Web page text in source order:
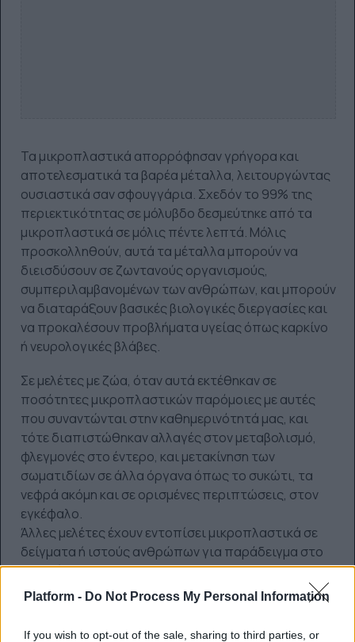
Platform - Do Not Process My Personal Information
If you wish to opt-out of the sale, sharing to third parties, or
Τα μικροπλαστικά απορρόφησαν γρήγορα και
αποτελεσματικά τα βαρέα μέταλλα, λειτουργώντας
ουσιαστικά σαν σφουγγάρια. Σχεδόν το 99% της
περιεκτικότητας σε μόλυβδο δεσμεύτηκε από τα
μικροπλαστικά σε μόλις πέντε λεπτά. Μόλις
προσκολληθούν, αυτά τα μέταλλα μπορούν να
διεισδύσουν σε ζωντανούς οργανισμούς,
συμπεριλαμβανομένων των ανθρώπων, και μπορούν
να διαταράξουν βασικές βιολογικές διεργασίες και
να προκαλέσουν προβλήματα υγείας όπως καρκίνο
ή νευρολογικές βλάβες.
Σε μελέτες με ζώα, όταν αυτά εκτέθηκαν σε
ποσότητες μικροπλαστικών παρόμοιες με αυτές
που συναντώνται στην καθημερινότητά μας, και
τότε διαπιστώθηκαν αλλαγές στον μεταβολισμό,
φλεγμονές στο έντερο, και μετακίνηση των
σωματιδίων σε άλλα όργανα όπως το συκώτι, τα
νεφρά ακόμη και σε ορισμένες περιπτώσεις, στον
εγκέφαλο.
Άλλες μελέτες έχουν εντοπίσει μικροπλαστικά σε
δείγματα ή ιστούς ανθρώπων για παράδειγμα στο
ήπαρ (ιδιαίτερα όταν υπάρχει ήδη ασθένεια όπως η
κίρρωση) υποδεικνύοντας ότι υπάρχει πιθανή
συσχέτιση μεταξύ της έκθεσης σε μικροπλαστικά
και ορισμένων νοσημάτων.